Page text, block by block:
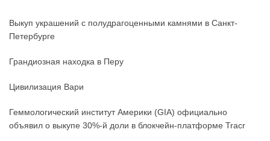
Выкуп украшений с полудрагоценными камнями в Санкт-
Петербурге
Грандиозная находка в Перу
Цивилизация Вари
Геммологический институт Америки (GIA) официально
объявил о выкупе 30%-й доли в блокчейн-платформе Tracr